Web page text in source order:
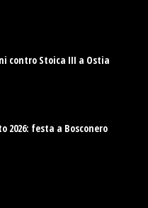
contro Stoica III a Ostia
2026: festa a Bosconero